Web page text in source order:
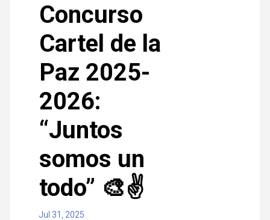
Concurso
Cartel de la
Paz 2025-
2026:
“Juntos
somos un
todo” 🎨✌️
Jul 31, 2025